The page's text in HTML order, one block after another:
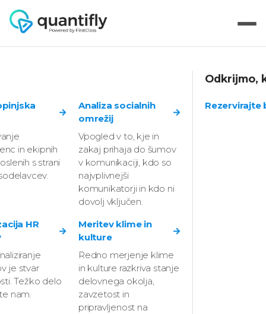
in ekipnih
s strani
Analiza socialnih
omrežij
Vpogled v to, kje in
zakaj prihaja do šumov
v komunikaciji, kdo so
najvplivnejši
komunikatorji in kdo ni
dovolj vključen.
HR
je stvar
Težko delo
nam.
Meritev klime in
kulture
Redno merjenje klime
in kulture razkriva stanje
delovnega okolja,
zavzetost in
pripravljenost na
Odkrijmo,
Rezervirajte
Avtonomija kot
strateški vzvod v
času stalnih
sprememb